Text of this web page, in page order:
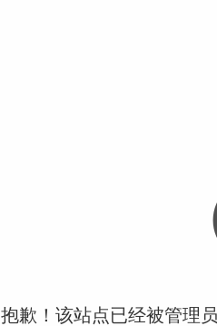
抱歉！该站点已经被管理